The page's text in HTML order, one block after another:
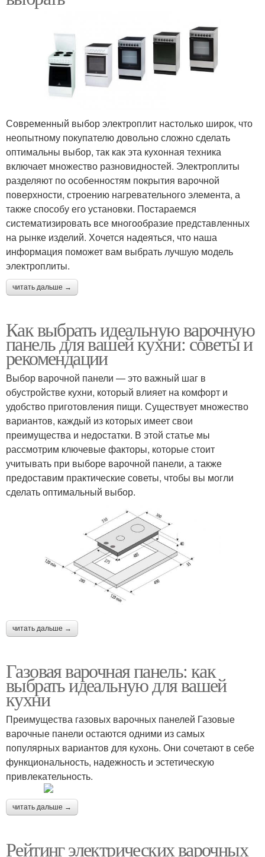
Современный выбор электроплит настолько широк, что
неопытному покупателю довольно сложно сделать
оптимальны выбор, так как эта кухонная техника
включает множество разновидностей. Электроплиты
разделяют по особенностям покрытия варочной
поверхности, строению нагревательного элемента, а
также способу его установки. Постараемся
систематизировать все многообразие представленных
на рынке изделий. Хочется надеяться, что наша
информация поможет вам выбрать лучшую модель
электроплиты.
читать дальше →
Как выбрать идеальную варочную
панель для вашей кухни: советы и
рекомендации
Выбор варочной панели — это важный шаг в
обустройстве кухни, который влияет на комфорт и
удобство приготовления пищи. Существует множество
вариантов, каждый из которых имеет свои
преимущества и недостатки. В этой статье мы
рассмотрим ключевые факторы, которые стоит
учитывать при выборе варочной панели, а также
предоставим практические советы, чтобы вы могли
сделать оптимальный выбор.
читать дальше →
Газовая варочная панель: как
выбрать идеальную для вашей
кухни
Преимущества газовых варочных панелей Газовые
варочные панели остаются одними из самых
популярных вариантов для кухонь. Они сочетают в себе
функциональность, надежность и эстетическую
привлекательность.
читать дальше →
Рейтинг электрических варочных